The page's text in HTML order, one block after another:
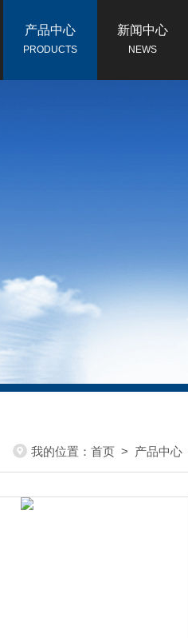
产品中心
PRODUCTS
新闻中心
NEWS
我的位置：首页 > 产品中心